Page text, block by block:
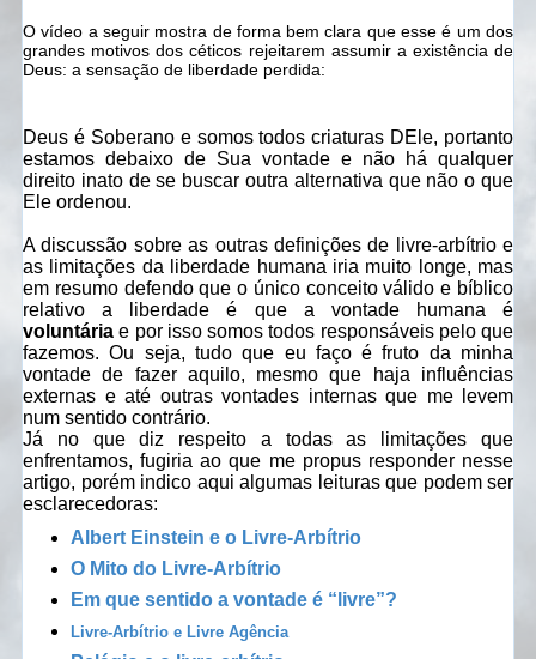
O vídeo a seguir mostra de forma bem clara que esse é um dos
grandes motivos dos céticos rejeitarem assumir a existência de
Deus: a sensação de liberdade perdida:
Deus é Soberano e somos todos criaturas DEle, portanto
estamos debaixo de Sua vontade e não há qualquer
direito inato de se buscar outra alternativa que não o que
Ele ordenou.
A discussão sobre as outras definições de livre-arbítrio e
as limitações da liberdade humana iria muito longe, mas
em resumo defendo que o único conceito válido e bíblico
relativo a liberdade é que a vontade humana é
voluntáriae por isso somos todos responsáveis pelo que
fazemos. Ou seja, tudo que eu faço é fruto da minha
vontade de fazer aquilo, mesmo que haja influências
externas e até outras vontades internas que me levem
num sentido contrário.
Já no que diz respeito a todas as limitações que
enfrentamos, fugiria ao que me propus responder nesse
artigo, porém indico aqui algumas leituras que podem ser
esclarecedoras:
Albert Einstein e o Livre-Arbítrio
O Mito do Livre-Arbítrio
Em que sentido a vontade é “livre”?
Livre-Arbítrio e Livre Agência